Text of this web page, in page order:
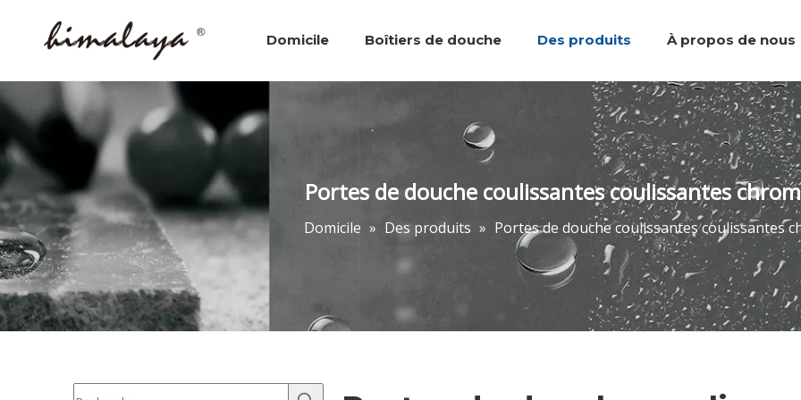
Domicile Boîtiers de douche Des produits À propos de nous
Portes de douche coulissantes coulissantes
Domicile » Des produits » Portes de douche coulissantes coulissantes